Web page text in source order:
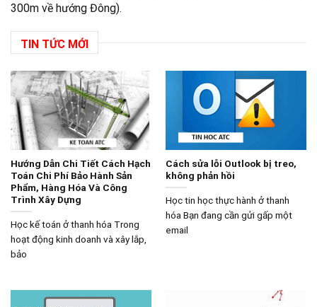
300m về hướng Đông).
TIN TỨC MỚI
Hướng Dẫn Chi Tiết Cách Hạch
Toán Chi Phí Bảo Hành Sản
Phẩm, Hàng Hóa Và Công
Trình Xây Dựng
Học kế toán ở thanh hóa Trong
hoạt động kinh doanh và xây lắp,
bảo
Cách sửa lỗi Outlook bị treo,
không phản hồi
Học tin học thực hành ở thanh
hóa Bạn đang cần gửi gấp một
email